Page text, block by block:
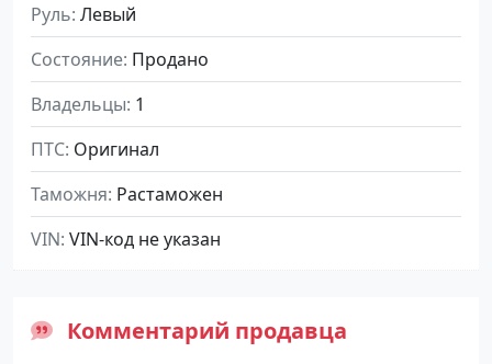
Руль Левый
Состояние Продано
Владельцы 1
ПТС Оригинал
Таможня Растаможен
VIN VIN-код не указан
Комментарий продавца